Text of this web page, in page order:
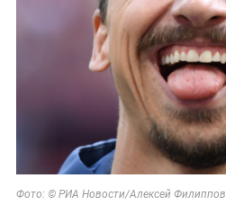
Фото: © РИА Новости/Алексей Филиппов